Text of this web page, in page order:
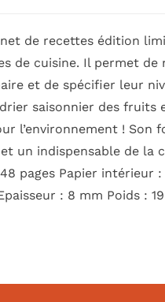
de recettes édition
de cuisine. Il permet de
et de spécifier leur
saisonnier des fruits
l’environnement ! Son
un indispensable de la
pages Papier intérieur
: 8 mm Poids :